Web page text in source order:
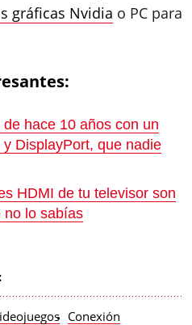
gráficas Nvidia o PC para
hace 10 años con un
DisplayPort, que nadie
HDMI de tu televisor son
no lo sabías
Conexión